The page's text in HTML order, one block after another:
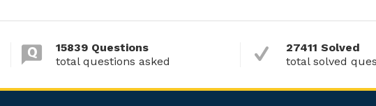
15839 Questions
total questions asked
27411 Solved
total solved